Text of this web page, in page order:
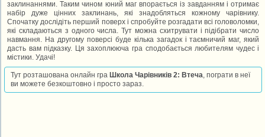
заклинаннями. Таким чином юний маг впорається із завданням і отримає
набір дуже цінних заклинань, які знадобляться кожному чарівнику.
Спочатку дослідіть перший поверх і спробуйте розгадати всі головоломки,
які складаються з одного числа. Тут можна схитрувати і підібрати число
навмання. На другому поверсі буде кілька загадок і таємничий маг, який
дасть вам підказку. Ця захоплююча гра сподобається любителям чудес і
містики. Удачі!
Тут розташована онлайн гра Школа Чарівників 2: Втеча, пограти в неї
ви можете безкоштовно і просто зараз.